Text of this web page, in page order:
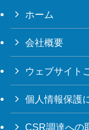
ホーム
会社概要
ウェブサイト
個人情報保護
CSR調達への